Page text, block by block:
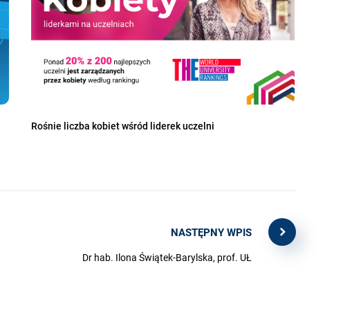
Rośnie liczba kobiet wśród liderek uczelni
NASTĘPNY WPIS
Dr hab. Ilona Świątek-Barylska, prof. UŁ